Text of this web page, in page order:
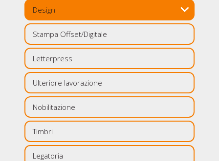
Design
Stampa Offset/Digitale
Letterpress
Ulteriore lavorazione
Nobilitazione
Timbri
Legatoria